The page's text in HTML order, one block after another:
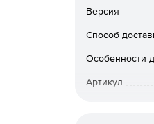
Освоить
Версия
Способ
Особенности
Артикул